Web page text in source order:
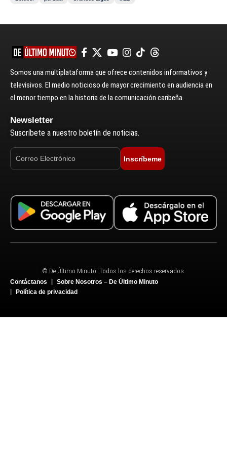
Somos una multiplataforma que ofrece contenidos informativos y
televisivos. El medio noticioso de mayor crecimiento en audiencia en
el menor tiempo en la historia de la comunicación caribeña.
Newsletter
Suscríbete a nuestro boletín de noticias.
Inscríbeme
© De Último Minuto. Todos los derechos reservados.
Contáctanos
Sobre Nosotros – De Último Minuto
Política de privacidad